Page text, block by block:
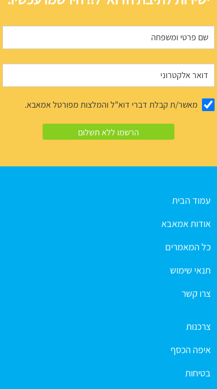
מאשר/ת קבלת דברי דוא"ל והמלצות מפורטל אמאבא.
עמוד הבית
אודות אמאבא
כל המאמרים
תנאי שימוש
צרו קשר
צרכנות
איפה הכסף
בטיחות